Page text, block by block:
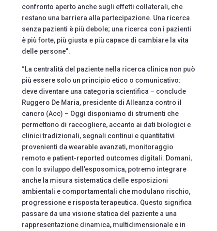
confronto aperto anche sugli effetti collaterali, che
restano una barriera alla partecipazione. Una ricerca
senza pazienti è più debole; una ricerca con i pazienti
è più forte, più giusta e più capace di cambiare la vita
delle persone”.
“La centralità del paziente nella ricerca clinica non può
più essere solo un principio etico o comunicativo:
deve diventare una categoria scientifica – conclude
Ruggero De Maria, presidente di Alleanza contro il
cancro (Acc) – Oggi disponiamo di strumenti che
permettono di raccogliere, accanto ai dati biologici e
clinici tradizionali, segnali continui e quantitativi
provenienti da wearable avanzati, monitoraggio
remoto e patient-reported outcomes digitali. Domani,
con lo sviluppo dell’esposomica, potremo integrare
anche la misura sistematica delle esposizioni
ambientali e comportamentali che modulano rischio,
progressione e risposta terapeutica. Questo significa
passare da una visione statica del paziente a una
rappresentazione dinamica, multidimensionale e in